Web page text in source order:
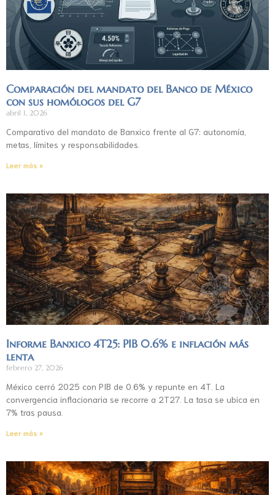
Comparación del mandato del Banco de México
con sus homólogos del G7
abril 1, 2026
Comparativo del mandato de Banxico frente al G7: autonomía,
metas, límites y responsabilidades.
Leer más »
Informe Banxico 4T25: PIB 0.6% e inflación más
lenta
febrero 27, 2026
México cerró 2025 con PIB de 0.6% y repunte en 4T. La
convergencia inflacionaria se recorre a 2T27. La tasa se ubica en
7% tras pausa.
Leer más »